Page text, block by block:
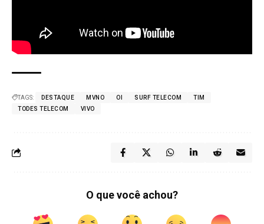
TAGS: DESTAQUE MVNO OI SURF TELECOM
TIM
TODES TELECOM
VIVO
O que você achou?